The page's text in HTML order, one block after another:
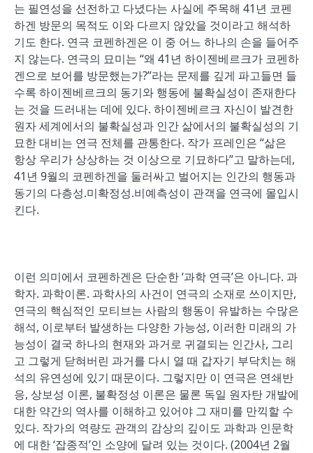
는 필연성을 선전하고 다녔다는 사실에 주목해 41년 코펜
하겐 방문의 목적도 이와 다르지 않았을 것이라고 해석하
기도 한다. 연극 코펜하겐은 이 중 어느 하나의 손을 들어주
지 않는다. 연극의 묘미는 “왜 41년 하이젠베르크가 코펜하
겐으로 보어를 방문했는가?”라는 문제를 깊게 파고들면 들
수록 하이젠베르크의 동기와 행동에 불확실성이 존재한다
는 것을 드러내는 데에 있다. 하이젠베르크 자신이 발견한
원자 세계에서의 불확실성과 인간 삶에서의 불확실성의 기
묘한 대비는 연극 전체를 관통한다. 작가 프레인은 “삶은
항상 우리가 상상하는 것 이상으로 기묘하다”고 말하는데,
41년 9월의 코펜하겐을 둘러싸고 벌어지는 인간의 행동과
동기의 다층성.미확정성.비예측성이 관객을 연극에 몰입시
킨다.
이런 의미에서 코펜하겐은 단순한 ‘과학 연극’은 아니다. 과
학자. 과학이론. 과학사의 사건이 연극의 소재로 쓰이지만,
연극의 핵심적인 모티브는 사람의 행동이 유발하는 수많은
해석, 이로부터 발생하는 다양한 가능성, 이러한 미래의 가
능성이 결국 하나의 현재와 과거로 귀결되는 인간사, 그리
고 그렇게 닫혀버린 과거를 다시 열 때 갑자기 부닥치는 해
석의 유연성에 있기 때문이다. 그렇지만 이 연극은 연쇄반
응, 상보성 이론, 불확정성 이론은 물론 독일 원자탄 개발에
대한 약간의 역사를 이해하고 있어야 그 재미를 만끽할 수
있다. 작가의 역량도 관객의 감상의 깊이도 과학과 인문학
에 대한 ‘잡종적’인 소양에 달려 있는 것이다. (2004년 2월